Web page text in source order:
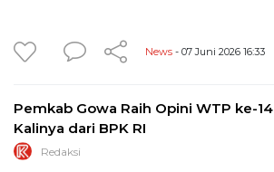
News - 07 Juni 2026 16:33
Pemkab Gowa Raih Opini WTP ke-14
Kalinya dari BPK RI
Redaksi